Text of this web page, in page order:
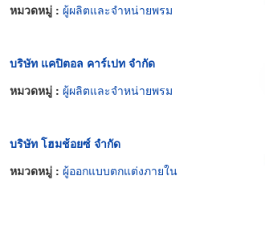
หมวดหมู่ : ผู้ผลิตและจำหน่ายพรม
บริษัท แคปิตอล คาร์เปท จำกัด
หมวดหมู่ : ผู้ผลิตและจำหน่ายพรม
บริษัท โฮมช้อยซ์ จำกัด
หมวดหมู่ : ผู้ออกแบบตกแต่งภายใน